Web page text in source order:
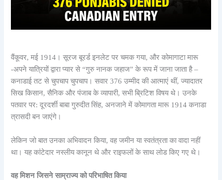
वैंकूवर, मई 1914। सूरज बूरर्ड इनलेट पर चमक गया, और कोमागाटा मारू
-अपने यात्रियों द्वारा प्यार से “गुरु नानक जहाज” के रूप में जाना जाता है –
कनाडाई तट से चुपचाप चुपचाप। सवार 376 उम्मीद की आत्माएं थीं, ज्यादातर
सिख किसान, सैनिक और पंजाब के व्यापारी, सभी ब्रिटिश विषय थे। उनके
पतवार पर: दूरदर्शी बाबा गुरुदीत सिंह, अनजाने में कोमागता मारू 1914 कनाडा
त्रासदी बन जाएंगे।
लेकिन जो बात उनका अभिवादन किया, वह जमीन या स्वतंत्रता का वादा नहीं
था। यह कांटेदार नस्लीय कानून थे और राइफलों के साथ लोड किए गए थे।
वह मिशन जिसने साम्राज्य को परिभाषित किया